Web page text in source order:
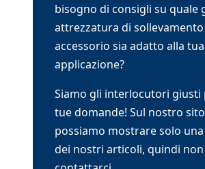
bisogno di consigli su quale
attrezzatura di
accessorio sia adatto alla tua
applicazione?
Siamo gli interlocutori giusti
tue domande! Sul nostro
possiamo mostrare solo
dei nostri articoli, quindi non